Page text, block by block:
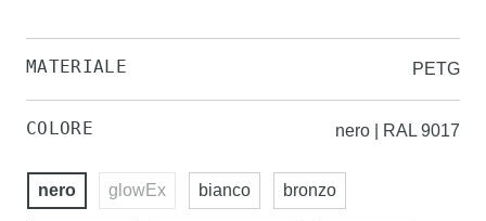
MATERIALE PETG
COLORE nero | RAL 9017
nero glowEx bianco bronzo